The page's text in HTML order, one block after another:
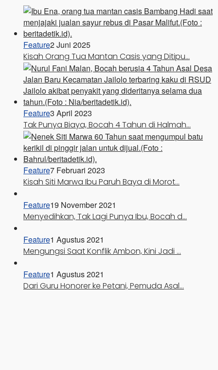
Feature2 Juni 2025
Kisah Orang Tua Mantan Casis yang Ditipu…
Feature3 April 2023
Tak Punya Biaya, Bocah 4 Tahun di Halmah…
Feature7 Februari 2023
Kisah Siti Marwa Ibu Paruh Baya di Morot…
Feature19 November 2021
Menyedihkan, Tak Lagi Punya Ibu, Bocah d…
Feature1 Agustus 2021
Mengungsi Saat Konflik Ambon, Kini Jadi …
Feature1 Agustus 2021
Dari Guru Honorer ke Petani, Pemuda Asal…